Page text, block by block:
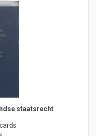
staatsrecht